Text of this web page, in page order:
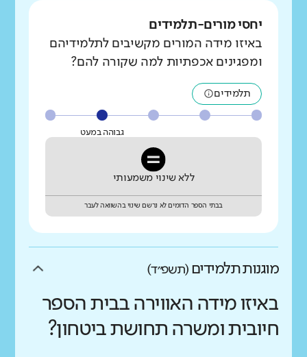
יחסי מורים-תלמידים
באיזו מידה המורים מקשיבים לתלמידיהם
ומפגינים אכפתיות למה שקורה להם?
תלמידים
גבוהה במעט
ללא שינוי משמעותי
בבתי הספר הדומים לא נרשם שינוי בהשוואה לעבר
מוגנות תלמידים (תשפ״ד)
באיזו מידה האווירה בבית הספר
חיובית ומשרה תחושת ביטחון?